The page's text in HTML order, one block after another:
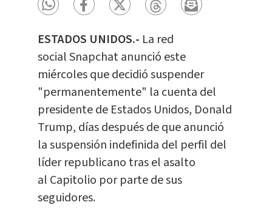
ESTADOS UNIDOS.- La red
social Snapchat anunció este
miércoles que decidió suspender
"permanentemente" la cuenta del
presidente de Estados Unidos, Donald
Trump, días después de que anunció
la suspensión indefinida del perfil del
líder republicano tras el asalto
al Capitolio por parte de sus
seguidores.